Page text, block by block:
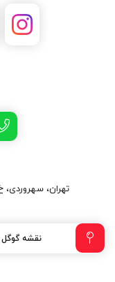
تهران، سهروردی،
نقشه گوگل